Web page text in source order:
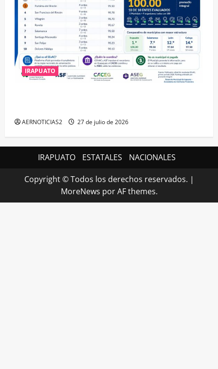
IRAPUATO
AERNOTICIAS2 27 de julio de 2026
IRAPUATO ESTATALES NACIONALES
Copyright © Todos los derechos reservados. |
MoreNews por AF themes.